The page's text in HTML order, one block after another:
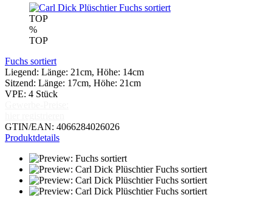
TOP
%
TOP
Fuchs sortiert
Liegend: Länge: 21cm, Höhe: 14cm
Sitzend: Länge: 17cm, Höhe: 21cm
VPE: 4 Stück
GTIN/EAN: 4066284026026
Produktdetails